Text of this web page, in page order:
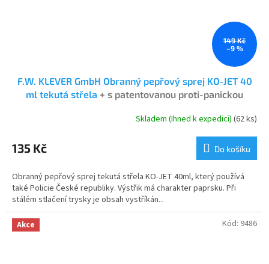
149 Kč
–9 %
F.W. KLEVER GmbH Obranný pepřový sprej KO-JET 40
ml tekutá střela + s patentovanou proti-panickou
produktu
je
z
5
hvězdiček.
Skladem (Ihned k expedici)(62 ks)
135 Kč Do košíku
Obranný pepřový sprej tekutá střela KO-JET 40ml, který používá
také Policie České republiky. Výstřik má charakter paprsku. Při
stálém stlačení trysky je obsah vystříkán...
Akce Kód: 9486